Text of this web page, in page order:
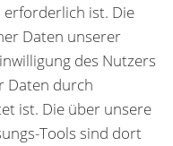
ist. Die
Daten unserer
des Nutzers
Daten durch
ist. Die über unsere
Tools sind dort